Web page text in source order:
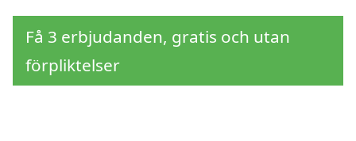
Få 3 erbjudanden, gratis och utan
förpliktelser